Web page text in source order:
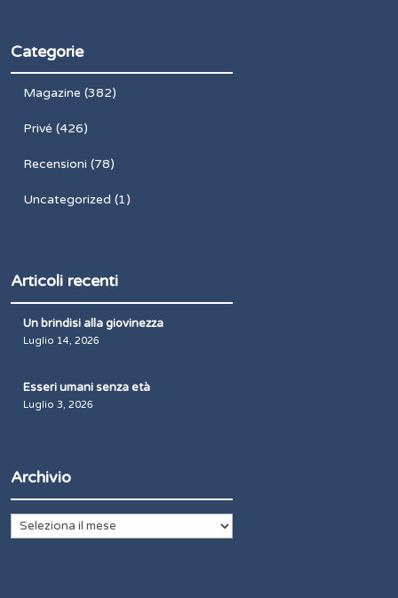
Categorie
Magazine (382)
Privé (426)
Recensioni (78)
Uncategorized (1)
Articoli recenti
Un brindisi alla giovinezza
Luglio 14, 2026
Esseri umani senza età
Luglio 3, 2026
Archivio